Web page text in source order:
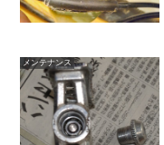
メンテナンス